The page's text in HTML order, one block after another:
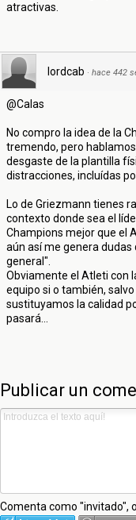
atractivas.
lordcab · hace 442
@Calas
No compro la idea de la
tremendo, pero
desgaste de la plantilla
distracciones, incluídas
Lo de Griezmann tienes
contexto donde sea el
Champions mejor que el
aún así me genera
general".
Obviamente el Atleti con
equipo si o también,
sustituyamos la calidad
pasará...
Publicar un
Comenta como "invitado",